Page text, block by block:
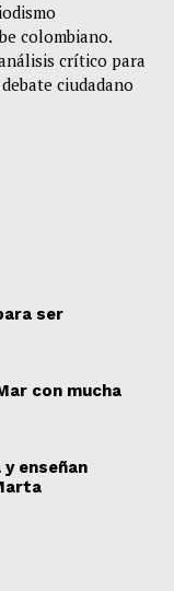
colombiano.
crítico para
ciudadano
ser
con mucha
enseñan